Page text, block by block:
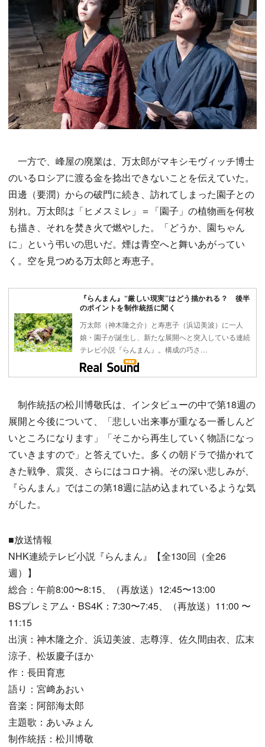
一方で、峰屋の廃業は、万太郎がマキシモヴィッチ博士
のいるロシアに渡る金を捻出できないことを伝えていた。
田邊（要潤）からの破門に続き、訪れてしまった園子との
別れ。万太郎は「ヒメスミレ」＝「園子」の植物画を何枚
も描き、それを焚き火で燃やした。「どうか、園ちゃん
に」という弔いの思いだ。煙は青空へと舞いあがってい
く。空を見つめる万太郎と寿恵子。
『らんまん』“厳しい現実”はどう描かれる？ 後半
のポイントを制作統括に聞く
万太郎（神木隆之介）と寿恵子（浜辺美波）に一人
娘・園子が誕生し、新たな展開へと突入している連続
テレビ小説『らんまん』。構成の巧さ…
制作統括の松川博敬氏は、インタビューの中で第18週の
展開と今後について、「悲しい出来事が重なる一番しんど
いところになります」「そこから再生していく物語になっ
ていきますので」と答えていた。多くの朝ドラで描かれて
きた戦争、震災、さらにはコロナ禍。その深い悲しみが、
『らんまん』ではこの第18週に詰め込まれているような気
がした。
■放送情報
NHK連続テレビ小説『らんまん』【全130回（全26
週）】
総合：午前8:00〜8:15、（再放送）12:45〜13:00
BSプレミアム・BS4K：7:30〜7:45、（再放送）11:00 〜
11:15
出演：神木隆之介、浜辺美波、志尊淳、佐久間由衣、広末
涼子、松坂慶子ほか
作：長田育恵
語り：宮﨑あおい
音楽：阿部海太郎
主題歌：あいみょん
制作統括：松川博敬